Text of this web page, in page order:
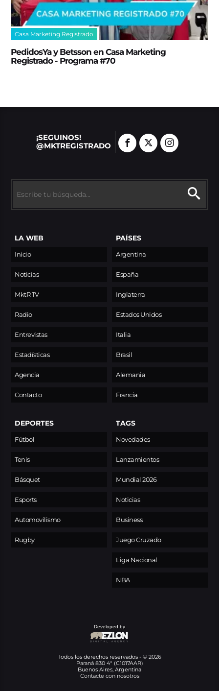
Casa Marketing Registrado
PedidosYa y Betsson en Casa Marketing
Registrado - Programa #70
¡SEGUINOS!
@MKTREGISTRADO
LA WEB
Inicio
Noticias
MktR TV
Radio
Entrevistas
Estadísticas
Agencia
Contacto
PAÍSES
Argentina
España
Inglaterra
Estados Unidos
Italia
Brasil
Alemania
Francia
DEPORTES
Fútbol
Tenis
Básquet
Esports
Automovilismo
Rugby
TAGS
Novedades
Lanzamientos
Mundial 2026
Noticias
Business
Juego Cruzado
Liga Nacional
NBA
Developed by
Todos los derechos reservados - © 2026
Paraná 830 4° (C1017AAR)
Buenos Aires, Argentina
Contacte con nosotros